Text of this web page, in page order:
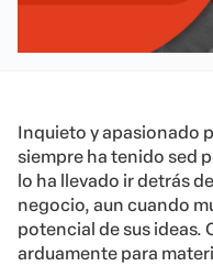
Inquieto y apasionado
siempre ha tenido sed
lo ha llevado ir detrás
negocio, aun cuando
potencial de sus ideas.
arduamente para